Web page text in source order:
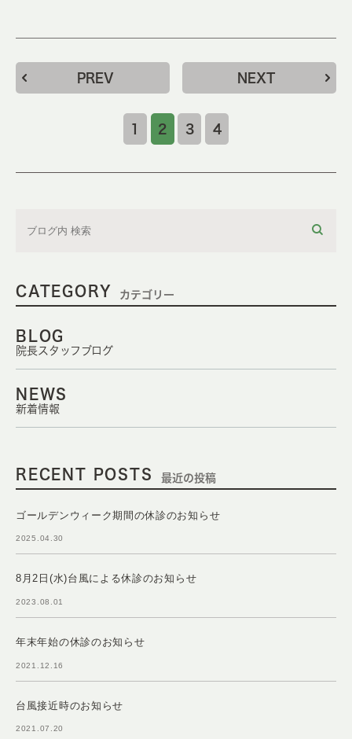
PREV
1 2 3 4
NEXT
CATEGORY カテゴリー
BLOG
院長スタッフブログ
NEWS
新着情報
RECENT POSTS 最近の投稿
ゴールデンウィーク期間の休診のお知らせ
2025.04.30
8月2日(水)台風による休診のお知らせ
2023.08.01
年末年始の休診のお知らせ
2021.12.16
台風接近時のお知らせ
2021.07.20